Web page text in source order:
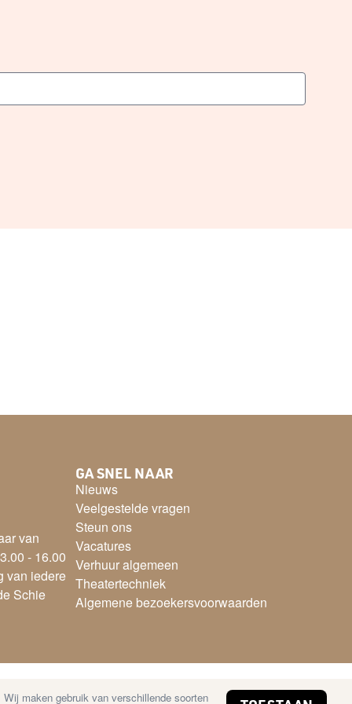
van
- 16.00
van iedere
Schie
GA SNEL NAAR
Nieuws
Veelgestelde vragen
Steun ons
Vacatures
Verhuur algemeen
Theatertechniek
Algemene bezoekersvoorwaarden
maken gebruik van verschillende soorten